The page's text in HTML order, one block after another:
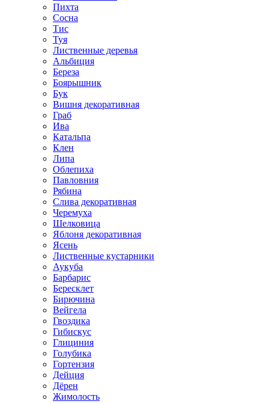
Пихта
Сосна
Тис
Туя
Лиственные деревья
Альбиция
Береза
Боярышник
Бук
Вишня декоративная
Граб
Ива
Катальпа
Клен
Липа
Облепиха
Павловния
Рябина
Слива декоративная
Черемуха
Шелковица
Яблоня декоративная
Ясень
Лиственные кустарники
Аукуба
Барбарис
Бересклет
Бирючина
Вейгела
Гвоздика
Гибискус
Глициния
Голубика
Гортензия
Дейция
Дёрен
Жимолость